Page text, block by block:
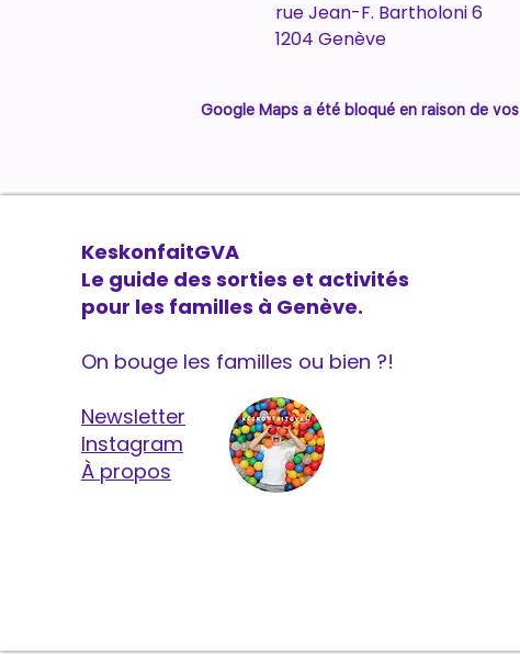
rue Jean-F. Bartholoni 6
1204 Genève
Google Maps a été bloqué en raison de
KeskonfaitGVA
Le guide des sorties et activités
pour les familles à Genève.
On bouge les familles ou bien ?!
Newsletter
Instagram
À propos